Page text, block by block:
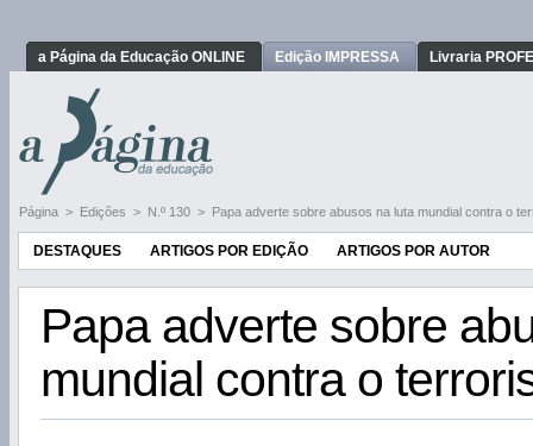
a Página da Educação ONLINE Edição IMPRESSA Livraria
Página > Edições > N.º 130 > Papa adverte sobre abusos na luta mundial contra o
DESTAQUES ARTIGOS POR EDIÇÃO ARTIGOS POR AUTOR
Papa adverte sobre
mundial contra o